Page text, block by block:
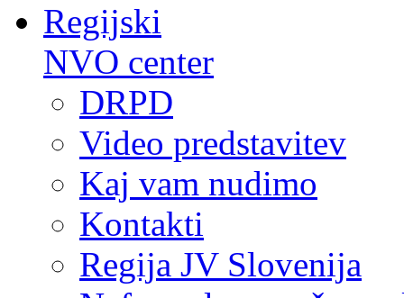
Regijski
NVO center
DRPD
Video predstavitev
Kaj vam nudimo
Kontakti
Regija JV Slovenija